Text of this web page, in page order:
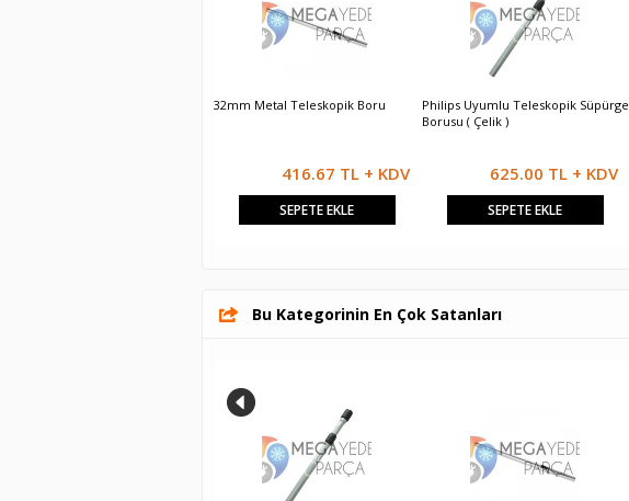
32mm Metal Teleskopik Boru
416.67 TL + KDV
SEPETE EKLE
Philips Uyumlu Teleskopik Süpürge
Borusu ( Çelik )
625.00 TL + KDV
SEPETE EKLE
Bu Kategorinin En Çok Satanları